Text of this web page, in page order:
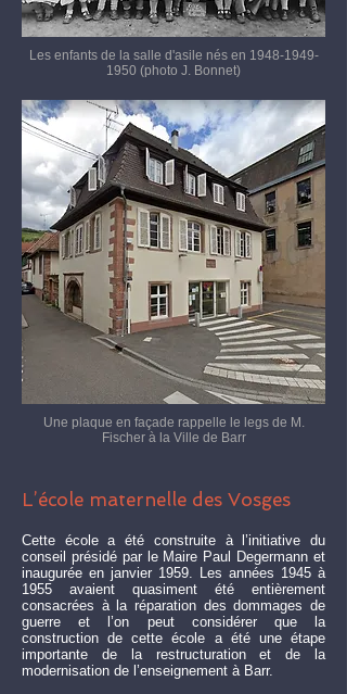
Les enfants de la salle d'asile nés en 1948-1949-
1950 (photo J. Bonnet)
Une plaque en façade rappelle le legs de M.
Fischer à la Ville de Barr
L’école maternelle des Vosges
Cette école a été construite à l’initiative du
conseil présidé par le Maire Paul Degermann et
inaugurée en janvier 1959. Les années 1945 à
1955 avaient quasiment été entièrement
consacrées à la réparation des dommages de
guerre et l’on peut considérer que la
construction de cette école a été une étape
importante de la restructuration et de la
modernisation de l’enseignement à Barr.